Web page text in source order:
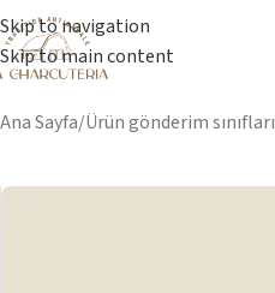
Skip to navigation
Skip to main content
Ana Sayfa Ürün gönderim sınıfları